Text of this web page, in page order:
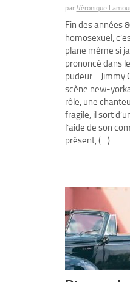
par Véronique
Fin des années
homosexuel,
plane même si
prononcé dans
pudeur… Jimmy
scène new-
rôle, une
fragile, il sort
l’aide de son
présent, (…)